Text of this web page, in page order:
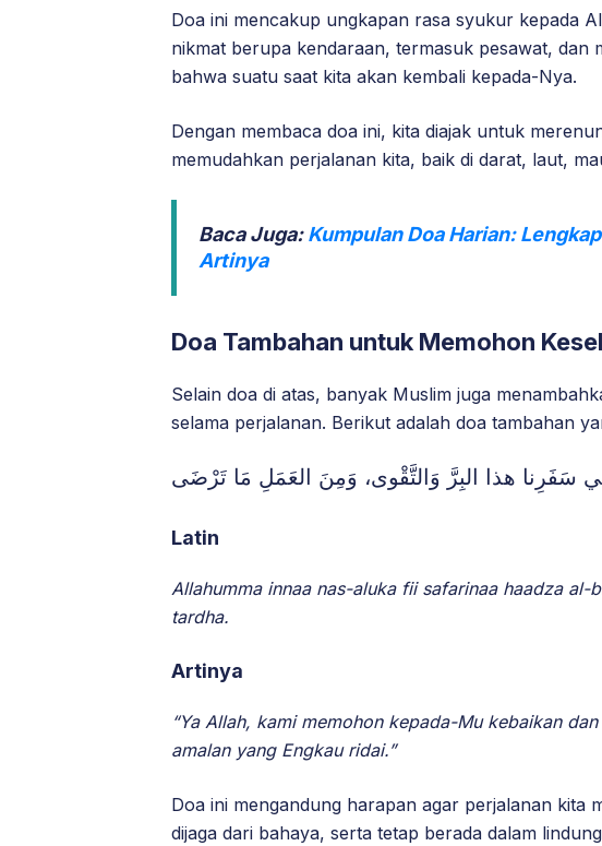
Doa ini mencakup ungkapan rasa syukur kepada
nikmat berupa kendaraan, termasuk pesawat, dan
bahwa suatu saat kita akan kembali kepada-Nya.
Dengan membaca doa ini, kita diajak untuk
memudahkan perjalanan kita, baik di darat, laut,
Baca Juga:Kumpulan Doa Harian:
Artinya
Doa Tambahan untuk Memohon
Selain doa di atas, banyak Muslim juga
selama perjalanan. Berikut adalah doa tambahan
سَفَرِنا هذا البِرَّ وَالتَّقْوى، وَمِنَ العَمَلِ مَا تَرْضَى
Latin
Allahumma innaa nas-aluka fii safarinaa haadza al-
tardha.
Artinya
“Ya Allah, kami memohon kepada-Mu kebaikan
amalan yang Engkau ridai.”
Doa ini mengandung harapan agar perjalanan kita
dijaga dari bahaya, serta tetap berada dalam